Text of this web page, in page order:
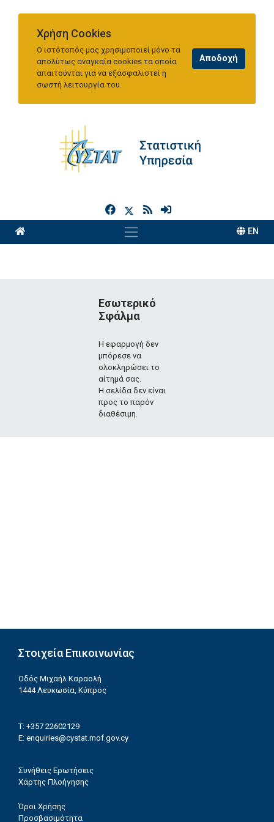
Χρήση Cookies
Ο ιστότοπός μας χρησιμοποιεί μόνο τα
απολύτως αναγκαία cookies τα οποία
απαιτούνται για να εξασφαλιστεί η
σωστή λειτουργία του.
h
EN
Εσωτερικό
Σφάλμα
Η εφαρμογή δεν
μπόρεσε να
ολοκληρώσει το
αίτημά σας.
Η σελίδα δεν είναι
προς το παρόν
διαθέσιμη.
Στοιχεία Επικοινωνίας
Οδός Μιχαήλ Καραολή
1444 Λευκωσία, Κύπρος
T: +357 22602129
E: enquiries@cystat.mof.gov.cy
Συνήθεις Ερωτήσεις
Χάρτης Πλοήγησης
Όροι Χρήσης
Προσβασιμότητα